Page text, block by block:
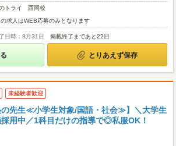
トライ 西岡校
求人はWEB応募のみとなります
日時：8月31日 掲載終了まであと22日
とりあえず保存
未経験者歓迎
の先生≪小学生対象/国語・社会≫】＼大学生
用中／1科目だけの指導で◎私服OK！